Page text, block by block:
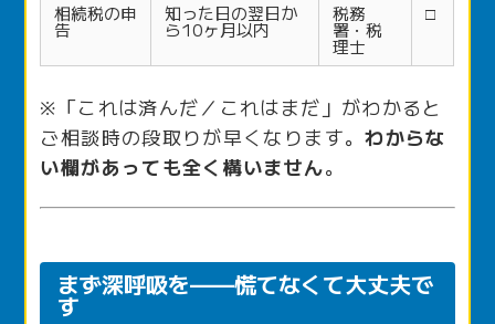
相続税の申
告
知った日の翌日か
ら10ヶ月以内
税務
署・税
理士
□
※「これは済んだ／これはまだ」がわかると
ご相談時の段取りが早くなります。わからな
い欄があっても全く構いません。
まず深呼吸を——慌てなくて大丈夫で
す